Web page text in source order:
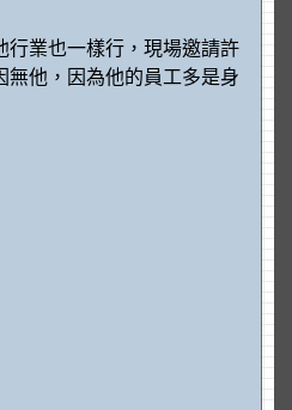
行業也一樣行，現場邀請許
無他，因為他的員工多是身